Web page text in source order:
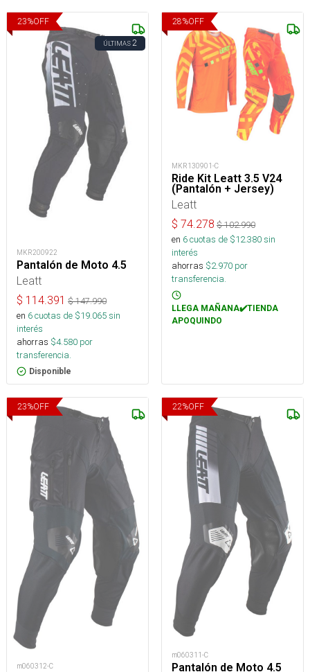
23%OFF
ÚLTIMAS2
MKR200922
Pantalón de Moto 4.5
Leatt
$ 114.391 $147.990
en 6cuotas de $19.065sin
interés
ahorras $4.580 por
transferencia.
Disponible
28%OFF
MKR130901-C
Ride Kit Leatt 3.5 V24
(Pantalón + Jersey)
Leatt
$ 74.278 $102.990
en 6cuotas de $12.380sin
interés
ahorras $2.970 por
transferencia.
LLEGA MAÑANA✔️TIENDA
APOQUINDO
23%OFF
m060312-C
22%OFF
m060311-C
Pantalón de Moto 4.5